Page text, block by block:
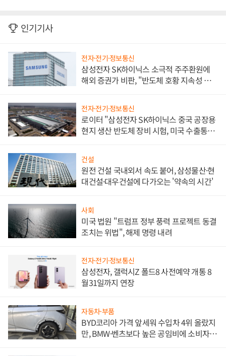
인기기사
전자·전기·정보통신
삼성전자 SK하이닉스 소극적 주주환원에
해외 증권가 비판, "반도체 호황 지속성 의
전자·전기·정보통신
로이터 "삼성전자 SK하이닉스 중국 공장용
현지 생산 반도체 장비 시험, 미국 수출통제
건설
원전 건설 국내외서 속도 붙어, 삼성물산·현
대건설·대우건설에 다가오는 '약속의 시간'
사회
미국 법원 "트럼프 정부 풍력 프로젝트 동결
조치는 위법", 해제 명령 내려
전자·전기·정보통신
삼성전자, 갤럭시Z 폴드8 사전예약 개통 8
월31일까지 연장
자동차·부품
BYD코리아 가격 앞세워 수입차 4위 올랐지
만, BMW·벤츠보다 높은 공임비에 소비자